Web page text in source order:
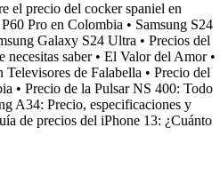
el precio del cocker spaniel en
Pro en Colombia • Samsung S24
Galaxy S24 Ultra • Precios del
necesitas saber• El Valor del Amor•
Televisores de Falabella • Precio del
• Precio de la Pulsar NS 400: Todo
A34: Precio, especificaciones y
de precios del iPhone 13: ¿Cuánto